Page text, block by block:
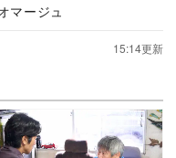
マージュ
15:14更新